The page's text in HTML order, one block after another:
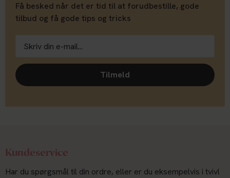
Få besked når det er tid til at forudbestille, gode
tilbud og få gode tips og tricks
Tilmeld
Kundeservice
Har du spørgsmål til din ordre, eller er du eksempelvis i tvivl